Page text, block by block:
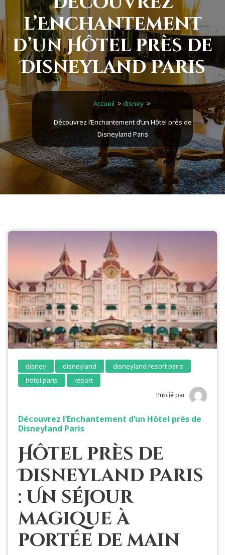
l’Enchantement
d’un Hôtel près de
Disneyland Paris
Accueil > disney>
Découvrez l’Enchantement d’un Hôtel près de
Disneyland Paris
disney disneyland
disneyland resort paris
hotel paris
resort
Publié par
Découvrez l’Enchantement d’un Hôtel près de
Disneyland Paris
Hôtel près de
Disneyland Paris
: Un séjour
magique à
portée de main